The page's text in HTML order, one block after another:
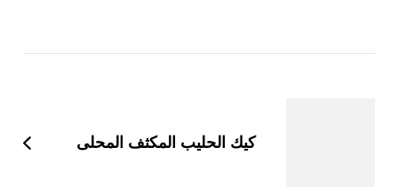
كيك الحليب المكثف المحلى